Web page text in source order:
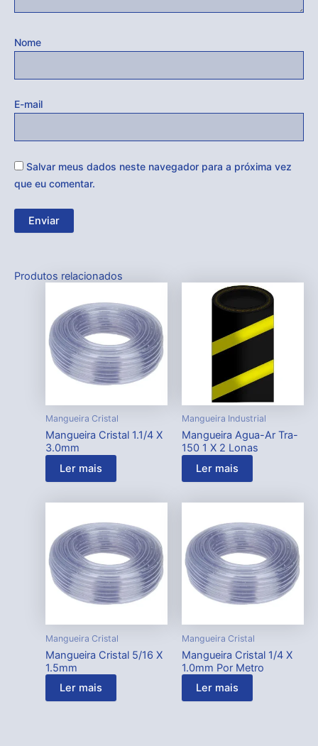
Nome
E-mail
Salvar meus dados neste navegador para a próxima vez
que eu comentar.
Produtos relacionados
Mangueira Cristal
Mangueira Cristal 1.1/4 X
3.0mm
Ler mais
Mangueira Industrial
Mangueira Agua-Ar Tra-
150 1 X 2 Lonas
Ler mais
Mangueira Cristal
Mangueira Cristal 5/16 X
1.5mm
Ler mais
Mangueira Cristal
Mangueira Cristal 1/4 X
1.0mm Por Metro
Ler mais